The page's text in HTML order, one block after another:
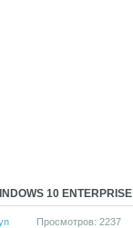
10
Просмотров: 2237